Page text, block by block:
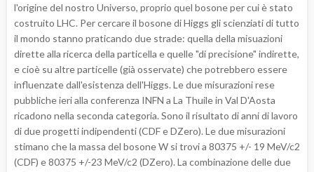
l'origine del nostro Universo, proprio quel bosone per cui è stato
costruito LHC. Per cercare il bosone di Higgs gli scienziati di tutto
il mondo stanno praticando due strade: quella della misuazioni
dirette alla ricerca della particella e quelle "di precisione" indirette,
e cioè su altre particelle (già osservate) che potrebbero essere
influenzate dall'esistenza dell'Higgs. Le due misurazioni rese
pubbliche ieri alla conferenza INFN a La Thuile in Val D'Aosta
ricadono nella seconda categoria. Sono il risultato di anni di lavoro
di due progetti indipendenti (CDF e DZero). Le due misurazioni
stimano che la massa del bosone W si trovi a 80375 +/- 19 MeV/c2
(CDF) e 80375 +/-23 MeV/c2 (DZero). La combinazione delle due